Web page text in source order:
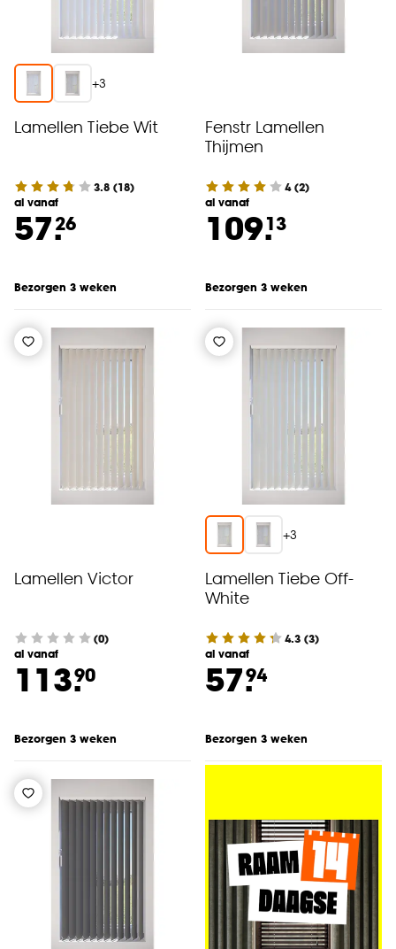
+3
Lamellen Tiebe Wit
3.8 (18)
al vanaf
57.26
Bezorgen 3 weken
Fenstr Lamellen
Thijmen
4(2)
al vanaf
109.13
Bezorgen 3 weken
Lamellen Victor
(0)
al vanaf
113.90
Bezorgen 3 weken
+3
Lamellen Tiebe Off-
White
4.3 (3)
al vanaf
57.94
Bezorgen 3 weken